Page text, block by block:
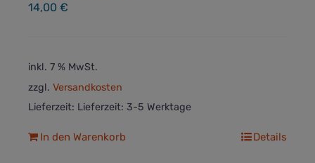
14,00 €
inkl. 7 % MwSt.
zzgl. Versandkosten
Lieferzeit: Lieferzeit: 3-5 Werktage
In den Warenkorb Details